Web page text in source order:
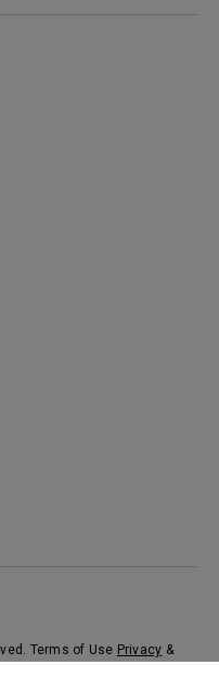
Terms of Use Privacy &